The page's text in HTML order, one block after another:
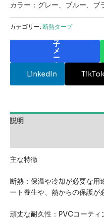
カラー：グレー、ブルー、ブ
カテゴリー: 断熱タープ
子
メ
ー
ル
LinkedIn TikTok
説明
主な特徴
断熱：保温や冷却が必要な用
ート養生や、熱からの保護が
頑丈な耐久性：PVCコーテ